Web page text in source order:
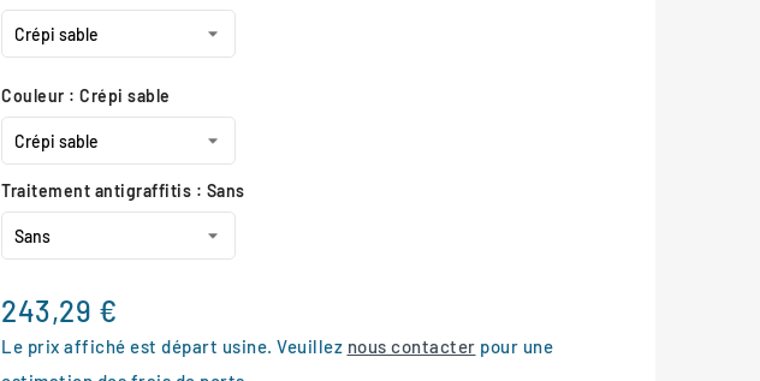
Couleur : Crépi sable
Traitement antigraffitis : Sans
243,29 €
Le prix affiché est départ usine. Veuillez nous contacter pour une